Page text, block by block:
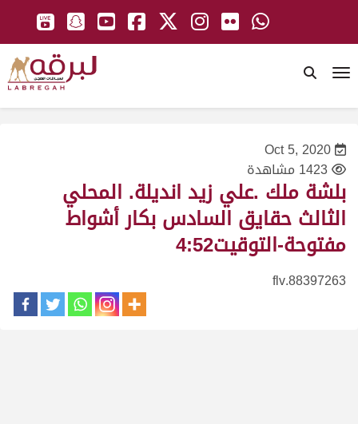
Oct 5, 2020
1423 مشاهدة
بلشة ملك .علي زيد انديلة. المحلي
الثالث حقايق السادس بكار أشواط
مفتوحة-التوقيت4:52
88397263.flv